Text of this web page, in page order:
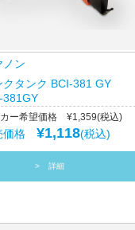
ノン
クタンク BCI-381 GY
381GY
カー希望価格 ¥1,359(税込)
価格 ¥1,118(税込)
詳細